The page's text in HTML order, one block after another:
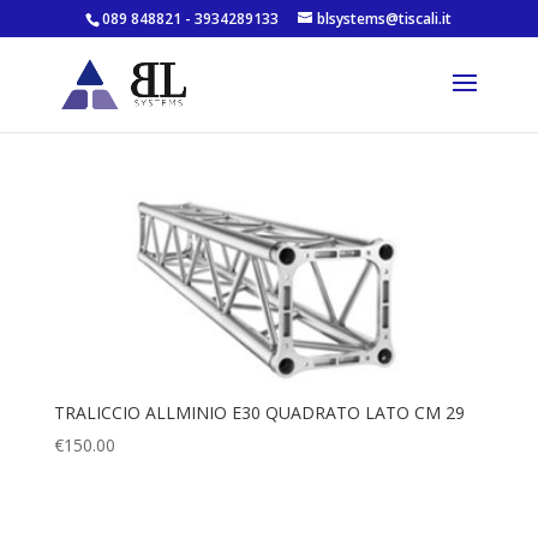
089 848821 - 3934289133 blsystems@tiscali.it
TRALICCIO ALLMINIO E30 QUADRATO LATO CM 29
€150.00